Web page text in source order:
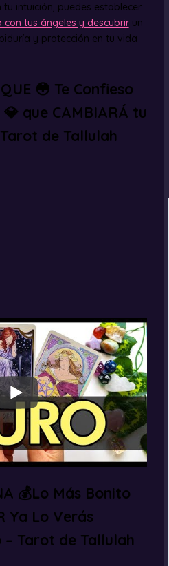
intuición, puedes establecer
con tus ángeles y descubrirun
y protección en tu vida
😳 Te Confieso
que CAMBIARÁ tu
de Tallulah
💰Lo Más Bonito
Ya Lo Verás
– Tarot de Tallulah